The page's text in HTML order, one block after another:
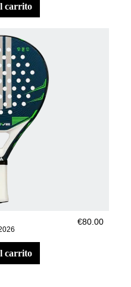
carrito
€80.00
carrito